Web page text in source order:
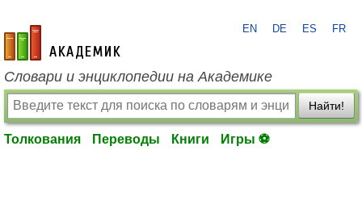
academic.ru
EN DE ES FR
Словари и энциклопедии на Академике
Найти!
Толкования Переводы Книги Игры ⚽